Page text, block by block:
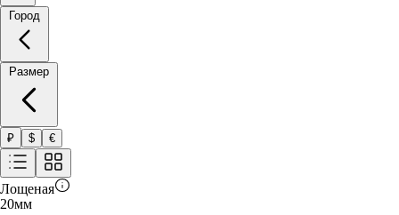
₽ $ €
Лощеная
20мм